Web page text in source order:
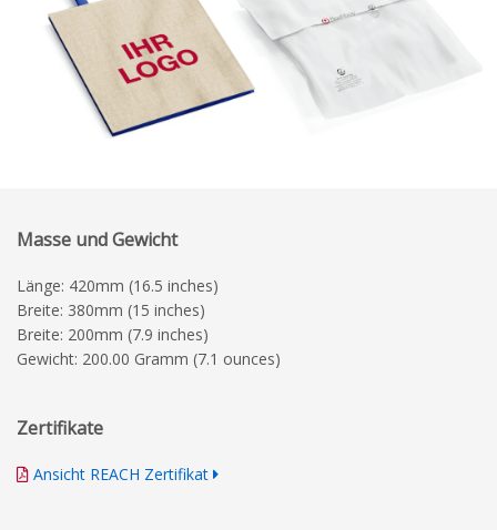
Masse und Gewicht
Länge: 420mm (16.5 inches)
Breite: 380mm (15 inches)
Breite: 200mm (7.9 inches)
Gewicht: 200.00 Gramm (7.1 ounces)
Zertifikate
Ansicht REACH Zertifikat